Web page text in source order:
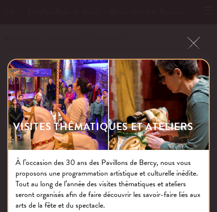
ATTRACTION – STAND DE TIR
Publié le : 20.04.17
NOS THÉMATIQUES
VISITES THÉMATIQUES ET ATELIERS
À l’occasion des 30 ans des Pavillons de Bercy, nous vous
proposons une programmation artistique et culturelle inédite.
Tout au long de l’année des visites thématiques et ateliers
seront organisés afin de faire découvrir les savoir-faire liés aux
arts de la fête et du spectacle.